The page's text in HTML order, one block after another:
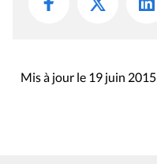
Mis à jour le 19 juin 2015